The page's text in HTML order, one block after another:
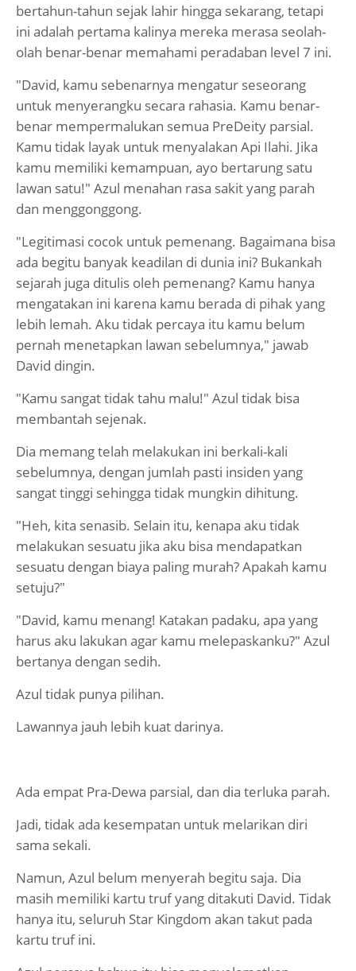
bertahun-tahun sejak lahir hingga sekarang, tetapi
ini adalah pertama kalinya mereka merasa seolah-
olah benar-benar memahami peradaban level 7 ini.
"David, kamu sebenarnya mengatur seseorang
untuk menyerangku secara rahasia. Kamu benar-
benar mempermalukan semua PreDeity parsial.
Kamu tidak layak untuk menyalakan Api Ilahi. Jika
kamu memiliki kemampuan, ayo bertarung satu
lawan satu!" Azul menahan rasa sakit yang parah
dan menggonggong.
"Legitimasi cocok untuk pemenang. Bagaimana bisa
ada begitu banyak keadilan di dunia ini? Bukankah
sejarah juga ditulis oleh pemenang? Kamu hanya
mengatakan ini karena kamu berada di pihak yang
lebih lemah. Aku tidak percaya itu kamu belum
pernah menetapkan lawan sebelumnya," jawab
David dingin.
"Kamu sangat tidak tahu malu!" Azul tidak bisa
membantah sejenak.
Dia memang telah melakukan ini berkali-kali
sebelumnya, dengan jumlah pasti insiden yang
sangat tinggi sehingga tidak mungkin dihitung.
"Heh, kita senasib. Selain itu, kenapa aku tidak
melakukan sesuatu jika aku bisa mendapatkan
sesuatu dengan biaya paling murah? Apakah kamu
setuju?"
"David, kamu menang! Katakan padaku, apa yang
harus aku lakukan agar kamu melepaskanku?" Azul
bertanya dengan sedih.
Azul tidak punya pilihan.
Lawannya jauh lebih kuat darinya.
Ada empat Pra-Dewa parsial, dan dia terluka parah.
Jadi, tidak ada kesempatan untuk melarikan diri
sama sekali.
Namun, Azul belum menyerah begitu saja. Dia
masih memiliki kartu truf yang ditakuti David. Tidak
hanya itu, seluruh Star Kingdom akan takut pada
kartu truf ini.